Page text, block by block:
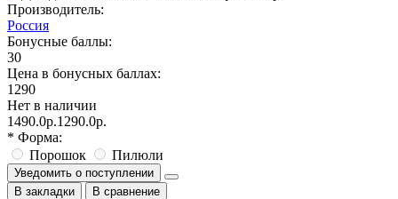
Производитель:
Россия
Бонусные баллы:
30
Цена в бонусных баллах:
1290
Нет в наличии
1490.0р.1290.0р.
* Форма:
Порошок
Пилюли
Уведомить о поступлении
В закладки
В сравнение